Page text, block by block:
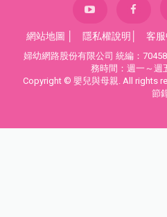
網站地圖 隱私權說明 客
婦幼網路股份有限公司 統編：
務時間：週一～週
Copyright © 嬰兒與母親. All rights
節